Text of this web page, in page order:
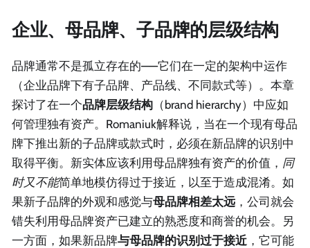
企业、母品牌、子品牌的层级结构
品牌通常不是孤立存在的——它们在一定的架构中运作
（企业品牌下有子品牌、产品线、不同款式等）。本章
探讨了在一个品牌层级结构 （brand hierarchy）中应如
何管理独有资产。Romaniuk解释说，当在一个现有母品
牌下推出新的子品牌或款式时，必须在新品牌的识别中
取得平衡。新实体应该利用母品牌独有资产的价值， 同
时又不能简单地模仿得过于接近，以至于造成混淆。如
果新子品牌的外观和感觉与母品牌相差太远 ，公司就会
错失利用母品牌资产已建立的熟悉度和商誉的机会。另
一方面，如果新品牌与母品牌的识别过于接近 ，它可能